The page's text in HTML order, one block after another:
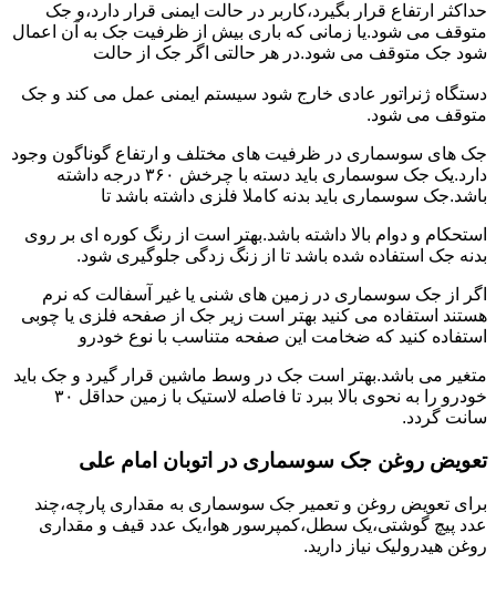
حداکثر ارتفاع قرار بگیرد،کاربر در حالت ایمنی قرار دارد،و جک
متوقف می شود.یا زمانی که باری بیش از ظرفیت جک به آن اعمال
شود جک متوقف می شود.در هر حالتی اگر جک از حالت
دستگاه ژنراتور عادی خارج شود سیستم ایمنی عمل می کند و جک
متوقف می شود.
جک های سوسماری در ظرفیت های مختلف و ارتفاع گوناگون وجود
دارد.یک جک سوسماری باید دسته با چرخش ۳۶۰ درجه داشته
باشد.جک سوسماری باید بدنه کاملا فلزی داشته باشد تا
استحکام و دوام بالا داشته باشد.بهتر است از رنگ کوره ای بر روی
بدنه جک استفاده شده باشد تا از زنگ زدگی جلوگیری شود.
اگر از جک سوسماری در زمین های شنی یا غیر آسفالت که نرم
هستند استفاده می کنید بهتر است زیر جک از صفحه فلزی یا چوبی
استفاده کنید که ضخامت این صفحه متناسب با نوع خودرو
متغیر می باشد.بهتر است جک در وسط ماشین قرار گیرد و جک باید
خودرو را به نحوی بالا ببرد تا فاصله لاستیک با زمین حداقل ۳۰
سانت گردد.
تعویض روغن جک سوسماری در اتوبان امام علی
برای تعویض روغن و تعمیر جک سوسماری به مقداری پارچه،چند
عدد پیچ گوشتی،یک سطل،کمپرسور هوا،یک عدد قیف و مقداری
روغن هیدرولیک نیاز دارید.